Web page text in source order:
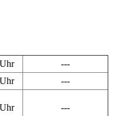
---
---
---